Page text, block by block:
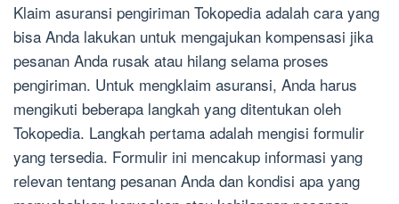
Klaim asuransi pengiriman Tokopedia adalah cara yang
bisa Anda lakukan untuk mengajukan kompensasi jika
pesanan Anda rusak atau hilang selama proses
pengiriman. Untuk mengklaim asuransi, Anda harus
mengikuti beberapa langkah yang ditentukan oleh
Tokopedia. Langkah pertama adalah mengisi formulir
yang tersedia. Formulir ini mencakup informasi yang
relevan tentang pesanan Anda dan kondisi apa yang